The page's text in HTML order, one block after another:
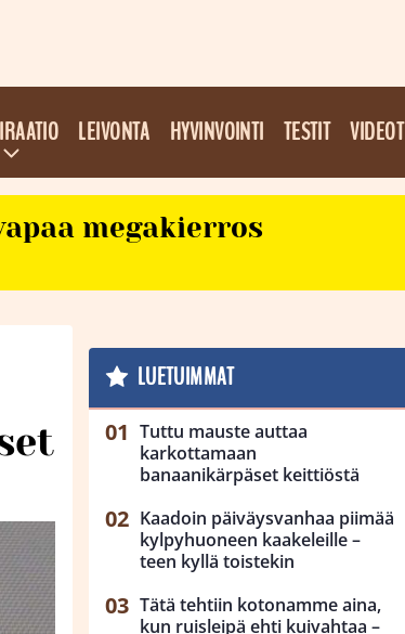
LEIVONTA HYVINVOINTI TESTIT VIDEOT
megakierros
LUETUIMMAT
Tuttu mauste auttaa
karkottamaan
banaanikärpäset keittiöstä
Kaadoin päiväysvanhaa piimää
kylpyhuoneen kaakeleille –
teen kyllä toistekin
Tätä tehtiin kotonamme aina,
kun ruisleipä ehti kuivahtaa –